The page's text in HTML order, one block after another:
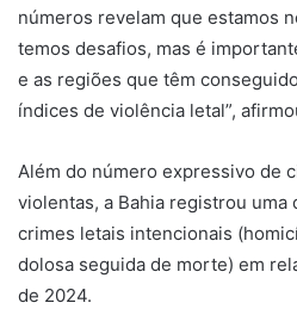
números revelam que estamos
temos desafios, mas é
e as regiões que têm
índices de violência letal”,
Além do número expressivo de
violentas, a Bahia registrou uma
crimes letais intencionais
dolosa seguida de morte) em
de 2024.